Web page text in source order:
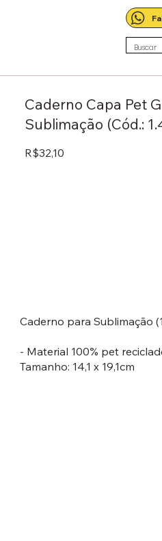
Caderno Capa Pet
Sublimação (Cód.:
R$32,10
Caderno para Sublimação
- Material 100% pet
Tamanho: 14,1 x 19,1cm